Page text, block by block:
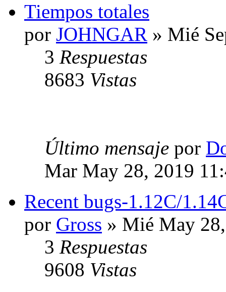
Tiempos totales
por JOHNGAR » Mié
3 Respuestas
8683 Vistas
Último mensaje por
Mar May 28, 2019
Recent bugs-1.12C/
por Gross » Mié May
3 Respuestas
9608 Vistas